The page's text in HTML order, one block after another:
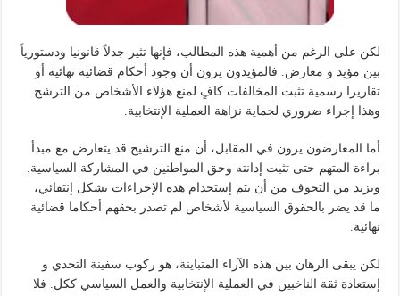
​لكن ​على الرغم من أهمية هذه المطالب، فإنها تثير جدلاً قانونيا ودستورياً
بين مؤيد و معارض. فالمؤيدون يرون أن وجود أحكام قضائية نهائية أو
تقاريرا رسمية تثبت المخالفات كافٍ لمنع هؤلاء الأشخاص من الترشح.
وهذا إجراء ضروري لحماية نزاهة العملية الإنتخابية.
أما ​المعارضون يرون في المقابل، أن منع الترشيح قد يتعارض مع مبدأ
براءة المتهم حتى تثبت إدانته وحق المواطنين في المشاركة السياسية.
ويزيد من التخوف من أن يتم إستخدام هذه الإجراءات بشكل إنتقائي،
ما قد يضر بالحقوق السياسية لأشخاص لم تصدر بحقهم أحكاما قضائية
نهائية.
لكن يبقى الرهان ​بين هذه الآراء المتباينة، هو ركوب سفينة التحدي و
إستعادة ثقة الناخبين في العملية الإنتخابية والعمل السياسي ككل. فلا